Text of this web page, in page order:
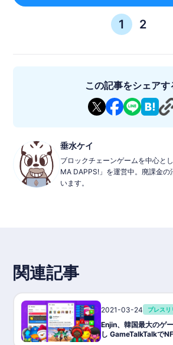
1 2
この記事をシェアす
垂水ケイ
ブロックチェーンゲームを中心と
MA DAPPS!」を運営中。廃課金の
います。
関連記事
2021-03-24 プレスリ
Enjin、韓国最大のゲ
し GameTalkTalkで